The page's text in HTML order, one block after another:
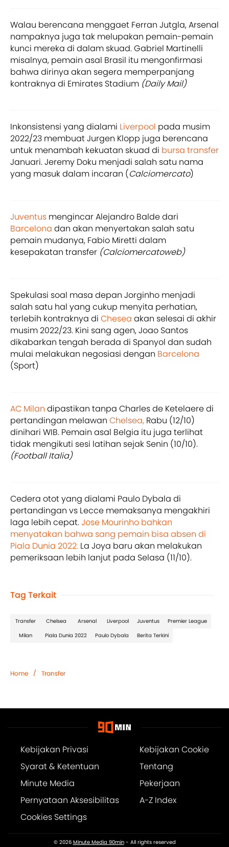
Walau berencana menggaet Ferran Jutgla, Arsenal
nampaknya juga tak melupakan pemain-pemain
kunci mereka di dalam skuad. Gabriel Martinelli
misalnya, pemain asal Brasil itu mengonfirmasi
bahwa dirinya akan segera memperpanjang
kontraknya di Emirates Stadium (Daily Mail)
Inkonsistensi yang dialami Liverpool pada musim
2022/23 membuat Jurgen Klopp juga berencana
untuk menambah kekuatan skuad di bursa transfer
Januari. Jeremy Doku menjadi salah satu nama
yang masuk dalam incaran (Calciomercato)
Juventus mengincar Alejandro Balde dari
Barcelona dan akan menyertakan salah satu
pemain mudanya, Fabio Miretti dalam
kesepakatan transfer (Calciomercatoweb)
Spekulasi soal masa depan Jorginho menjadi
salah satu hal yang cukup menyita perhatian,
terlebih kontraknya di Chesea akan selesai di akhir
musim 2022/23. Kini sang agen, Joao Santos
dikabarkan tengah berada di Spanyol dan sudah
mulai melakukan negosiasi dengan Barcelona
(Sport)
AC Milan dipastikan tanpa Charles de Ketelaere di
pertandingan melawan Chelsea, Rabu (12/10)
dinihari WIB. Pemain asal Belgia itu juga terlihat
tidak mengikuti sesi latihan sejak Senin (10/10).
(Football Italia)
Cedera otot yang dialami Paulo Dybala di
pertandingan vs Lecce memaksanya mengakhiri
laga lebih cepat.Jose Mourinho bahkan
menyatakan bahwa sang pemain bisa absen di
Piala Dunia 2022. La Joya baru akan melakukan
pemeriksaan lebih lanjut pada Selasa (11/10).
Tag Terkait
Transfer Chelsea Arsenal Liverpool Juventus
Premier League
Milan
Piala Dunia 2022 Paulo Dybala Berita Terkini
Home / Transfer
Kebijakan Privasi
Kebijakan Cookie
Syarat & Ketentuan
Tentang
Minute Media
Pekerjaan
Pernyataan Aksesibilitas
A-Z Index
Cookies Settings
© 2026 Minute Media 90min- All rights reserved